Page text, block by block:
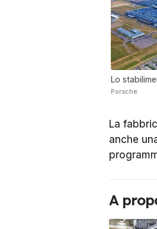
Lo
Porsche
La
anche
A